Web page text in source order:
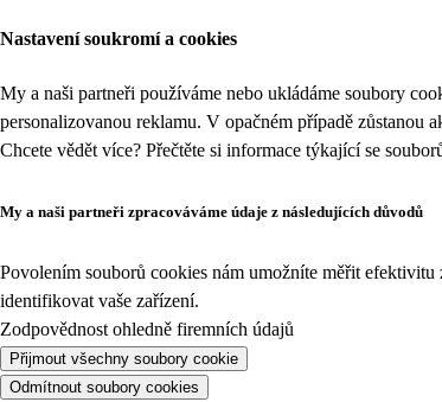
Nastavení soukromí a cookies
My a naši partneři používáme nebo ukládáme soubory
personalizovanou reklamu. V opačném případě
Chcete vědět více? Přečtěte si informace týkající se
My a naši partneři zpracováváme údaje z následujících důvodů
Povolením souborů cookies nám umožníte měřit
identifikovat vaše zařízení.
Zodpovědnost ohledně firemních údajů
Přijmout všechny soubory cookie
Odmítnout soubory cookies